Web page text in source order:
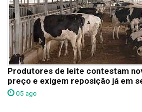
Produtores de leite contestam
preço e exigem reposição já em
05 ago